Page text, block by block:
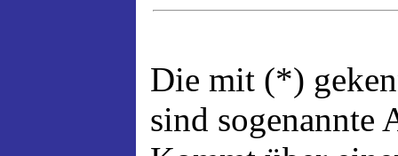
Die mit (*)
sind